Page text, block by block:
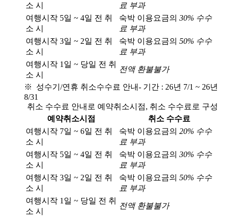
소 시
료 부과
여행시작 5일 ~ 4일 전 취
소 시
숙박 이용요금의 30% 수수
료 부과
여행시작 3일 ~ 2일 전 취
소 시
숙박 이용요금의 50% 수수
료 부과
여행시작 1일 ~ 당일 전 취
소 시
전액 환불불가
※ 성수기/연휴 취소수수료 안내- 기간 : 26년 7/1 ~ 26년
8/31
취소 수수료 안내로 예약취소시점, 취소 수수료로 구성
예약취소시점
취소 수수료
여행시작 7일 ~ 6일 전 취
소 시
숙박 이용요금의 20% 수수
료 부과
여행시작 5일 ~ 4일 전 취
소 시
숙박 이용요금의 30% 수수
료 부과
여행시작 3일 ~ 2일 전 취
소 시
숙박 이용요금의 50% 수수
료 부과
여행시작 1일 ~ 당일 전 취
소 시
전액 환불불가